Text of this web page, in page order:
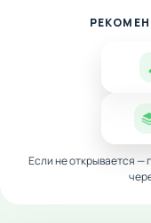
Если не открывается —